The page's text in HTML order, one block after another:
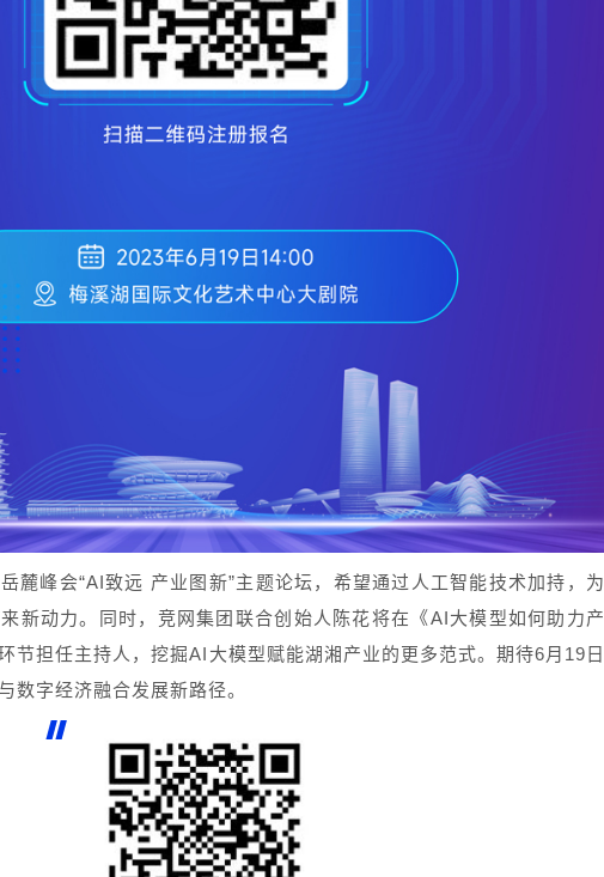
麓峰会“AI致远 产业图新”主题论坛，希望通过人工智能技术加持，为
新动力。同时，竞网集团联合创始人陈花将在《AI大模型如何助力产
节担任主持人，挖掘AI大模型赋能湖湘产业的更多范式。期待6月19日
数字经济融合发展新路径。